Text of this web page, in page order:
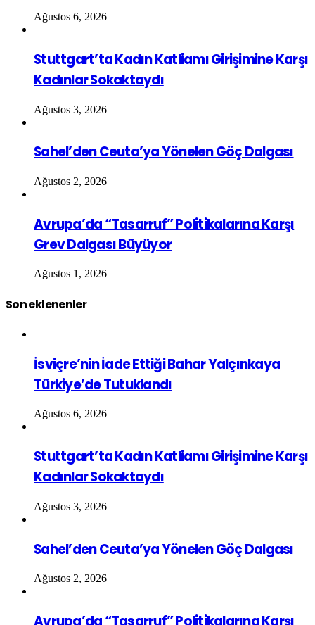
Ağustos 6, 2026
Stuttgart’ta Kadın Katliamı Girişimine Karşı
Kadınlar Sokaktaydı
Ağustos 3, 2026
Sahel’den Ceuta’ya Yönelen Göç Dalgası
Ağustos 2, 2026
Avrupa’da “Tasarruf” Politikalarına Karşı
Grev Dalgası Büyüyor
Ağustos 1, 2026
Son eklenenler
İsviçre’nin İade Ettiği Bahar Yalçınkaya
Türkiye’de Tutuklandı
Ağustos 6, 2026
Stuttgart’ta Kadın Katliamı Girişimine Karşı
Kadınlar Sokaktaydı
Ağustos 3, 2026
Sahel’den Ceuta’ya Yönelen Göç Dalgası
Ağustos 2, 2026
Avrupa’da “Tasarruf” Politikalarına Karşı